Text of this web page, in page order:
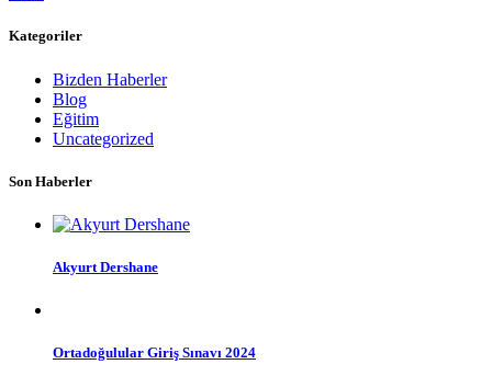
Kategoriler
Bizden Haberler
Blog
Eğitim
Uncategorized
Son Haberler
Akyurt Dershane
Ortadoğulular Giriş Sınavı 2024